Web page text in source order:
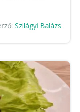
Szilágyi Balázs